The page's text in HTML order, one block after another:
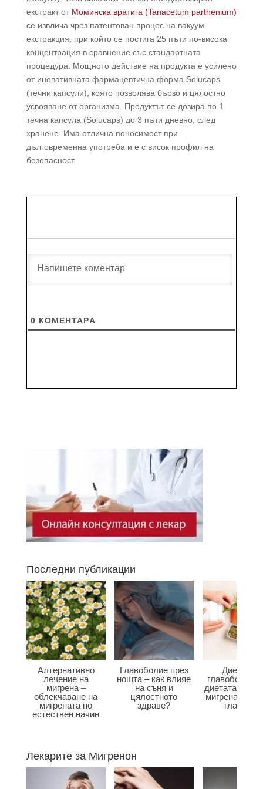
екстракт от Моминска вратига (Tanacetum parthenium)
се извлича чрез патентован процес на вакуум
екстракция, при който се постига 25 пъти по-висока
концентрация в сравнение със стандартната
процедура. Мощното действие на продукта е усилено
от иновативната фармацевтична форма Solucaps
(течни капсули), която позволява бързо и цялостно
усвояване от организма. Продуктът се дозира по 1
течна капсула (Solucaps) до 3 пъти дневно, след
хранене. Има отлична поносимост при
дълговременна употреба и е с висок профил на
безопасност.
0 КОМЕНТАРA
Последни публикации
Алтернативно
лечение на
мигрена –
облекчаване на
мигрената по
естествен начин
Главоболие през
нощта – как влияе
на съня и
цялостното
здраве?
Диета при
главоболие –
диетата
мигрена и
главата?
Лекарите за Мигренон